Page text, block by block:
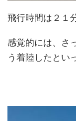
飛行時間は２１
感覚的には、さ
う着陸したとい